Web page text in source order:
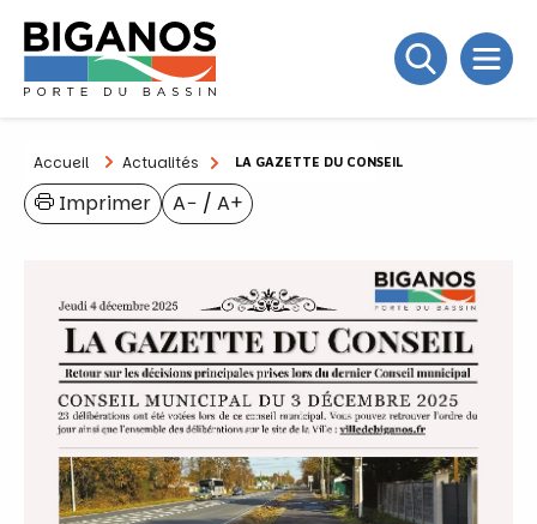
Accueil Actualités LA GAZETTE DU CONSEIL
A− / A+
Imprimer